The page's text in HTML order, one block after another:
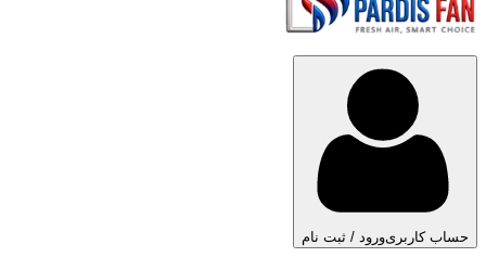
حساب کاربریورود / ثبت نام